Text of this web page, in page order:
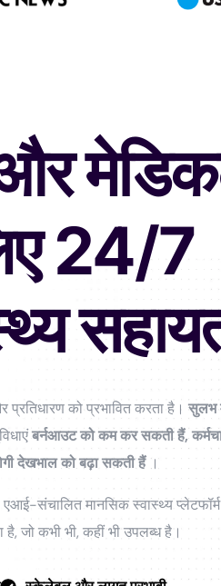
और
24/7
प्रतिधारण को प्रभावित करता है। सुलभ
बर्नआउट को कम कर सकती हैं,
देखभाल को बढ़ा सकती हैं।
एआई-संचालित मानसिक स्वास्थ्य प्लेटफॉर्म
है, जो कभी भी, कहीं भी उपलब्ध है।